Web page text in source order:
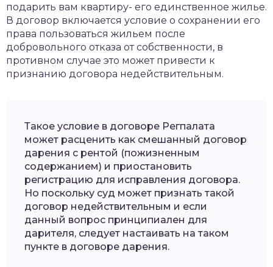
подарить вам квартиру- его единственное жилье.
В договор включается условие о сохранении его
права пользоваться жильем после
добровольного отказа от собственности, в
противном случае это может привести к
признанию договора недействительным.
Такое условие в договоре Регпалата
может расценить как смешанный договор
дарения с рентой (пожизненным
содержанием) и приостановить
регистрацию для исправления договора.
Но поскольку суд может признать такой
договор недействительным и если
данный вопрос принципиален для
дарителя, следует настаивать на таком
пункте в договоре дарения.